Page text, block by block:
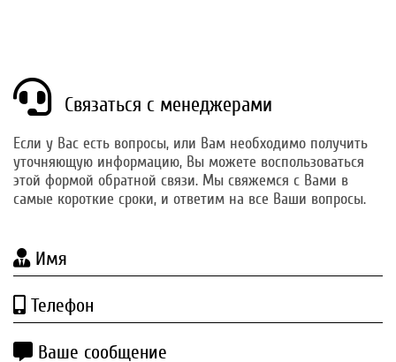
Связаться с менеджерами
Если у Вас есть вопросы, или Вам необходимо получить
уточняющую информацию, Вы можете воспользоваться
этой формой обратной связи. Мы свяжемся с Вами в
самые короткие сроки, и ответим на все Ваши вопросы.
Имя
Телефон
Ваше сообщение